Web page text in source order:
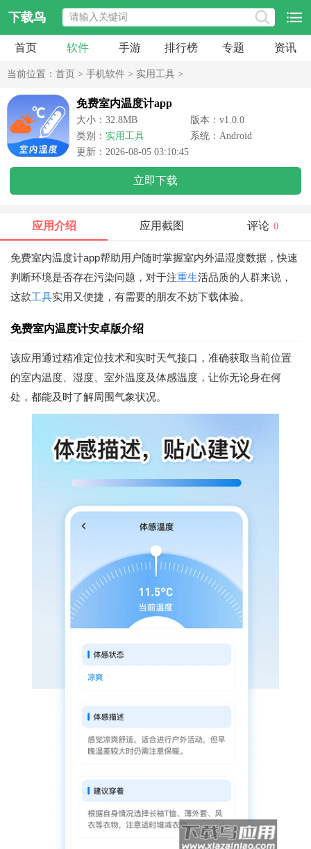
下载鸟
首页 软件 手游 排行榜 专题 资讯
当前位置： 首页 > 手机软件 > 实用工具 >
免费室内温度计app
大小：32.8MB
版本：v1.0.0
类别： 实用工具
系统：Android
更新：2026-08-05 03:10:45
立即下载
应用介绍 应用截图 评论 0
免费室内温度计app帮助用户随时掌握室内外温湿度数据，快速
判断环境是否存在污染问题，对于注重生活品质的人群来说，
这款工具实用又便捷，有需要的朋友不妨下载体验。
免费室内温度计安卓版介绍
该应用通过精准定位技术和实时天气接口，准确获取当前位置
的室内温度、湿度、室外温度及体感温度，让你无论身在何
处，都能及时了解周围气象状况。